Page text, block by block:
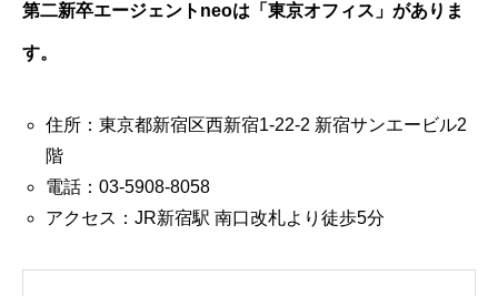
第二新卒エージェントneoは「東京オフィス」がありま
す。
住所：東京都新宿区西新宿1-22-2 新宿サンエービル2
階
電話：03-5908-8058
アクセス：JR新宿駅 南口改札より徒歩5分